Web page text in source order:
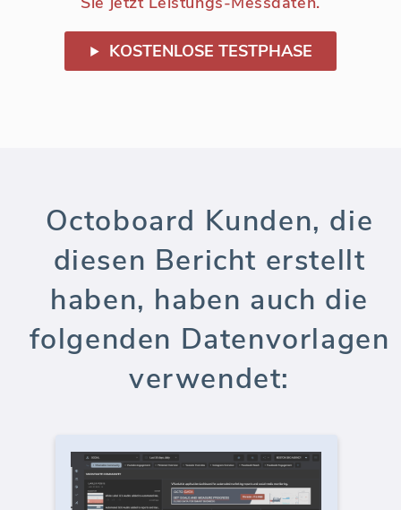
KOSTENLOSE TESTPHASE
Octoboard Kunden, die
diesen Bericht erstellt
haben, haben auch die
folgenden Datenvorlagen
verwendet: